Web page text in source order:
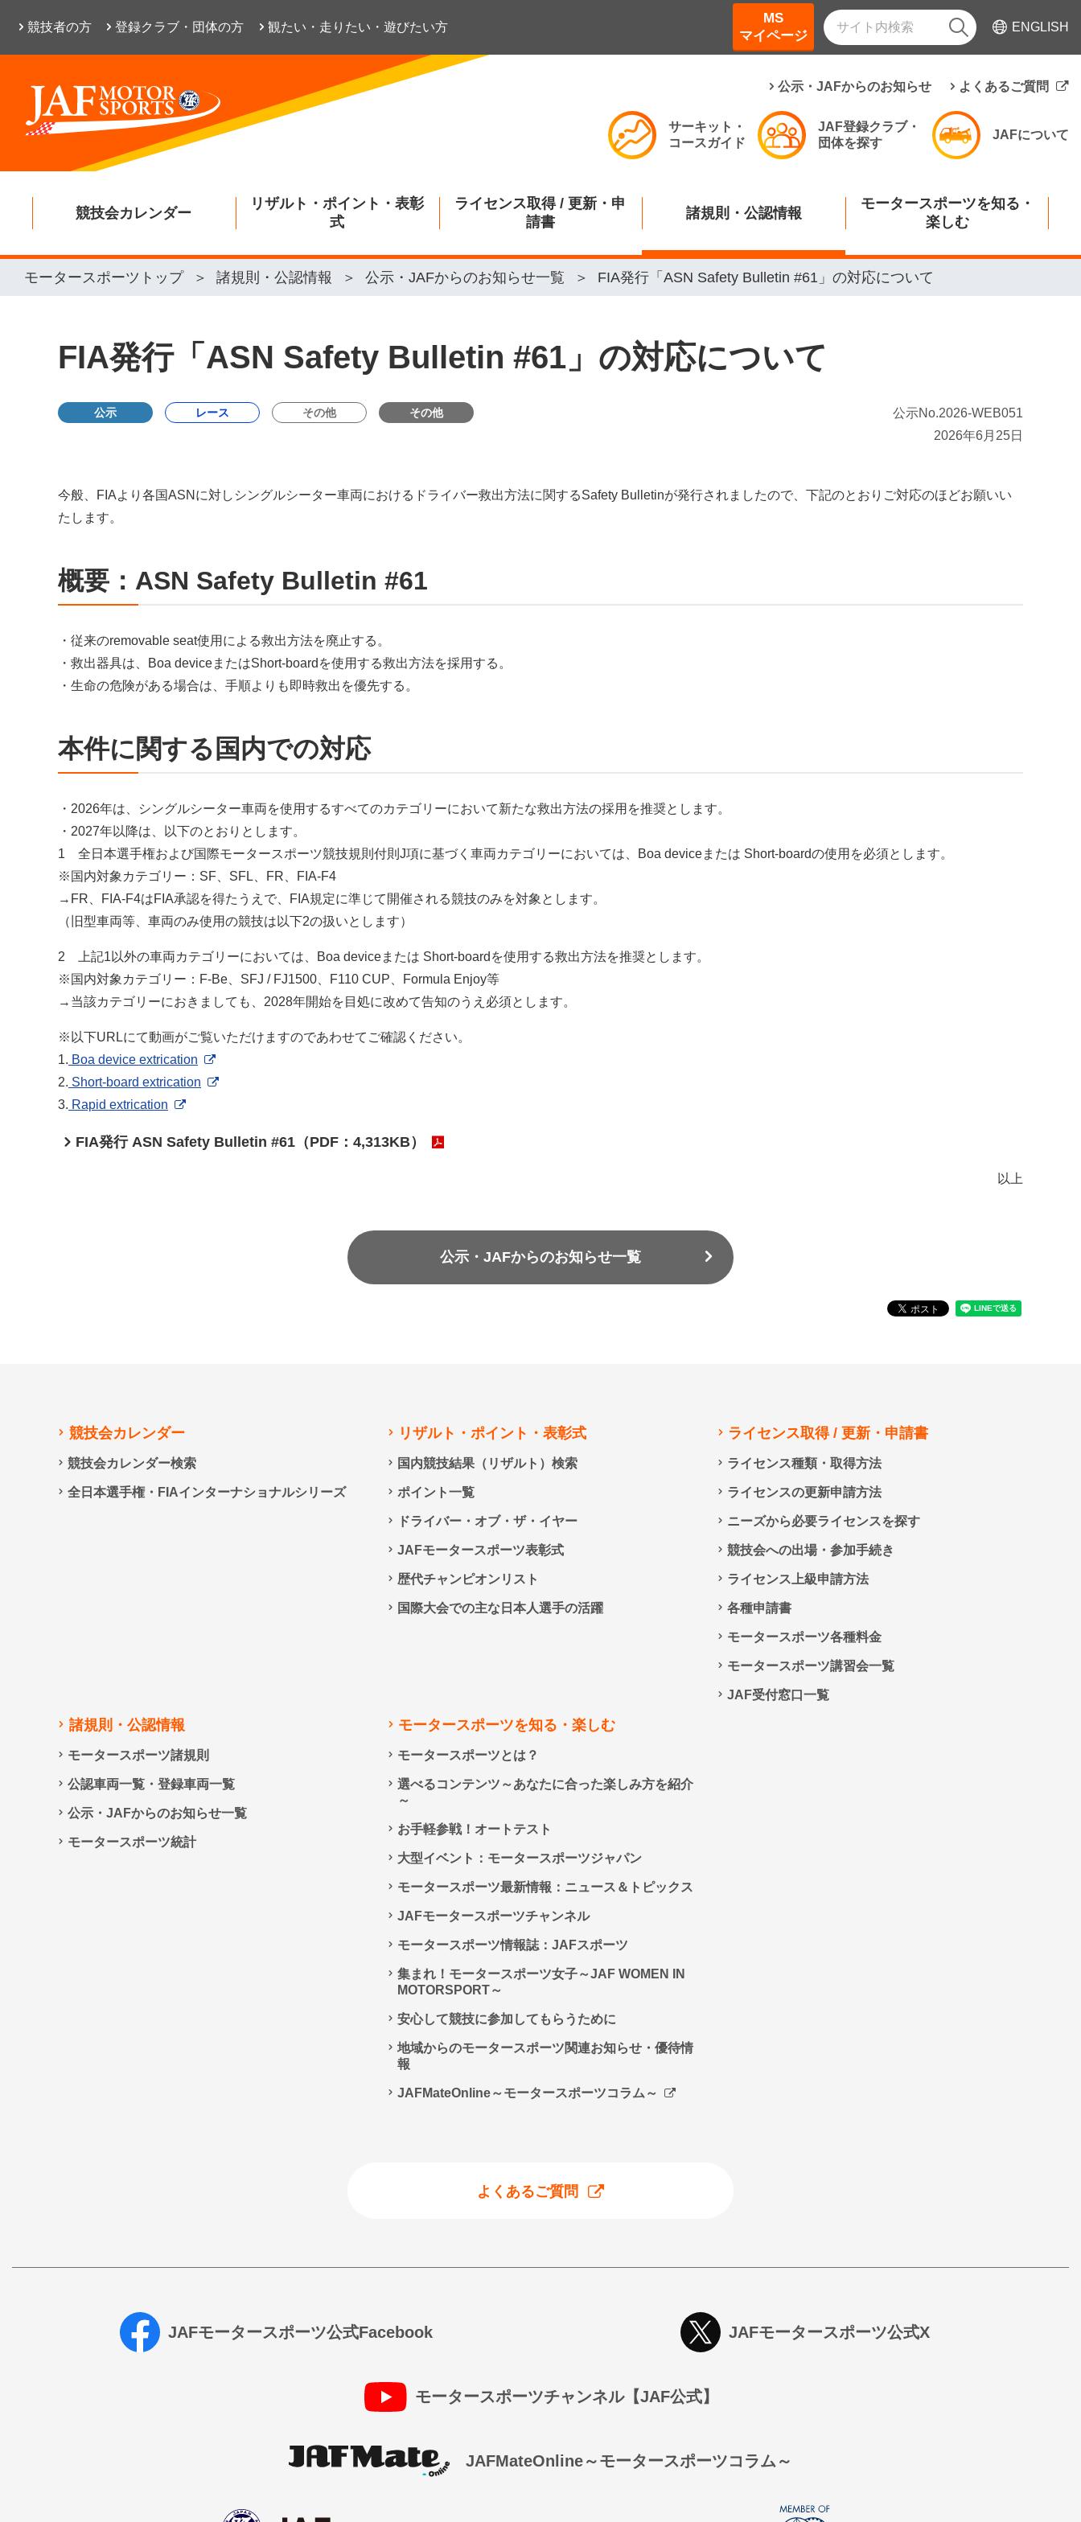
競技者の方 登録クラブ・団体の方 観たい・走りたい・遊びたい方
MS
マイページ
ENGLISH
公示・JAFからのお知らせ よくあるご質問
サーキット・
コースガイド
JAF登録クラブ・
団体を探す
JAFについて
競技会カレンダー
リザルト・ポイント・表彰
式
ライセンス取得 / 更新・申
請書
諸規則・公認情報
モータースポーツを知る・
楽しむ
モータースポーツトップ 諸規則・公認情報 公示・JAFからのお知らせ一覧 FIA発行「ASN Safety Bulletin #61」の対応について
FIA発行「ASN Safety Bulletin #61」の対応について
公示 レース その他 その他
公示No.2026-WEB051
2026年6月25日
今般、FIAより各国ASNに対しシングルシーター車両におけるドライバー救出方法に関するSafety Bulletinが発行されましたので、下記のとおりご対応のほどお願いい
たします。
概要：ASN Safety Bulletin #61
・従来のremovable seat使用による救出方法を廃止する。
・救出器具は、Boa deviceまたはShort-boardを使用する救出方法を採用する。
・生命の危険がある場合は、手順よりも即時救出を優先する。
本件に関する国内での対応
・2026年は、シングルシーター車両を使用するすべてのカテゴリーにおいて新たな救出方法の採用を推奨とします。
・2027年以降は、以下のとおりとします。
1 全日本選手権および国際モータースポーツ競技規則付則J項に基づく車両カテゴリーにおいては、Boa deviceまたは Short-boardの使用を必須とします。
※国内対象カテゴリー：SF、SFL、FR、FIA-F4
→FR、FIA-F4はFIA承認を得たうえで、FIA規定に準じて開催される競技のみを対象とします。
（旧型車両等、車両のみ使用の競技は以下2の扱いとします）
2 上記1以外の車両カテゴリーにおいては、Boa deviceまたは Short-boardを使用する救出方法を推奨とします。
※国内対象カテゴリー：F-Be、SFJ / FJ1500、F110 CUP、Formula Enjoy等
→当該カテゴリーにおきましても、2028年開始を目処に改めて告知のうえ必須とします。
※以下URLにて動画がご覧いただけますのであわせてご確認ください。
1. Boa device extrication
2. Short-board extrication
3. Rapid extrication
FIA発行 ASN Safety Bulletin #61（PDF：4,313KB）
以上
公示・JAFからのお知らせ一覧
競技会カレンダー
競技会カレンダー検索
全日本選手権・FIAインターナショナルシリーズ
リザルト・ポイント・表彰式
国内競技結果（リザルト）検索
ポイント一覧
ドライバー・オブ・ザ・イヤー
JAFモータースポーツ表彰式
歴代チャンピオンリスト
国際大会での主な日本人選手の活躍
ライセンス取得 / 更新・申請書
ライセンス種類・取得方法
ライセンスの更新申請方法
ニーズから必要ライセンスを探す
競技会への出場・参加手続き
ライセンス上級申請方法
各種申請書
モータースポーツ各種料金
モータースポーツ講習会一覧
JAF受付窓口一覧
諸規則・公認情報
モータースポーツ諸規則
公認車両一覧・登録車両一覧
公示・JAFからのお知らせ一覧
モータースポーツ統計
モータースポーツを知る・楽しむ
モータースポーツとは？
選べるコンテンツ～あなたに合った楽しみ方を紹介
～
お手軽参戦！オートテスト
大型イベント：モータースポーツジャパン
モータースポーツ最新情報：ニュース＆トピックス
JAFモータースポーツチャンネル
モータースポーツ情報誌：JAFスポーツ
集まれ！モータースポーツ女子～JAF WOMEN IN
MOTORSPORT～
安心して競技に参加してもらうために
地域からのモータースポーツ関連お知らせ・優待情
報
JAFMateOnline～モータースポーツコラム～
よくあるご質問
JAFモータースポーツ公式Facebook JAFモータースポーツ公式X
モータースポーツチャンネル【JAF公式】
JAFMateOnline～モータースポーツコラム～